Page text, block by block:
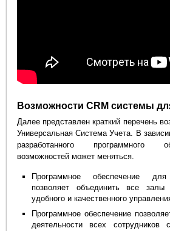
Возможности CRM системы
Далее представлен краткий перечень
Универсальная Система Учета. В
разработанного программного
возможностей может меняться.
Программное обеспечение
позволяет объединить все
удобного и качественного
Программное обеспечение
деятельности всех сотрудников